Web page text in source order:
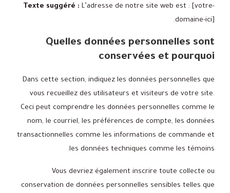
Texte suggéré : L’adresse de notre site web est : [votre-
domaine-ici].
Quelles données personnelles sont
conservées et pourquoi
Dans cette section, indiquez les données personnelles que
vous recueillez des utilisateurs et visiteurs de votre site.
Ceci peut comprendre les données personnelles comme le
nom, le courriel, les préférences de compte, les données
transactionnelles comme les informations de commande et
les données techniques comme les témoins.
Vous devriez également inscrire toute collecte ou
conservation de données personnelles sensibles telles que